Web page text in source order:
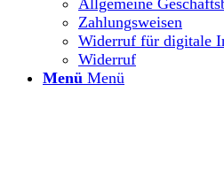
Allgemeine
Zahlungsweisen
Widerruf für digitale
Widerruf
Menü Menü